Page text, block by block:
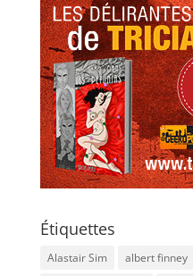
Étiquettes
Alastair Sim albert finney